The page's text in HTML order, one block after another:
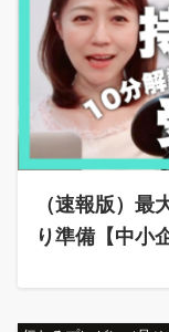
（速報版）
り準備【中小